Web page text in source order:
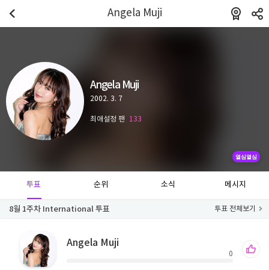
Angela Muji
Angela Muji
2002. 3. 7
최애설정 팬 133
열심열심
투표 순위 소식 메시지
8월 1주차 International 투표 투표 전체보기
Angela Muji
0